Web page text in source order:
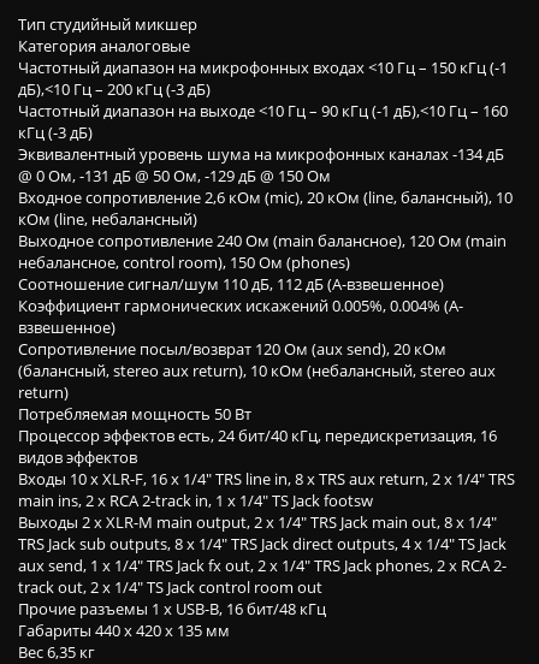
Тип студийный микшер
Категория аналоговые
Частотный диапазон на микрофонных входах <10 Гц – 150 кГц (-1
дБ),<10 Гц – 200 кГц (-3 дБ)
Частотный диапазон на выходе <10 Гц – 90 кГц (-1 дБ),<10 Гц – 160
кГц (-3 дБ)
Эквивалентный уровень шума на микрофонных каналах -134 дБ
@ 0 Ом, -131 дБ @ 50 Ом, -129 дБ @ 150 Ом
Входное сопротивление 2,6 кОм (mic), 20 кОм (line, балансный), 10
кОм (line, небалансный)
Выходное сопротивление 240 Ом (main балансное), 120 Ом (main
небалансное, control room), 150 Ом (phones)
Соотношение сигнал/шум 110 дБ, 112 дБ (А-взвешенное)
Коэффициент гармонических искажений 0.005%, 0.004% (A-
взвешенное)
Сопротивление посыл/возврат 120 Ом (aux send), 20 кОм
(балансный, stereo aux return), 10 кОм (небалансный, stereo aux
return)
Потребляемая мощность 50 Вт
Процессор эффектов есть, 24 бит/40 кГц, передискретизация, 16
видов эффектов
Входы 10 x XLR-F, 16 x 1/4" TRS line in, 8 x TRS aux return, 2 х 1/4" TRS
main ins, 2 x RCA 2-track in, 1 x 1/4" TS Jack footsw
Выходы 2 x XLR-M main output, 2 x 1/4" TRS Jack main out, 8 x 1/4"
TRS Jack sub outputs, 8 x 1/4" TRS Jack direct outputs, 4 x 1/4" TS Jack
aux send, 1 x 1/4" TRS Jack fx out, 2 x 1/4" TRS Jack phones, 2 x RCA 2-
track out, 2 x 1/4" TS Jack control room out
Прочие разъемы 1 x USB-B, 16 бит/48 кГц
Габариты 440 х 420 х 135 мм
Вес 6,35 кг